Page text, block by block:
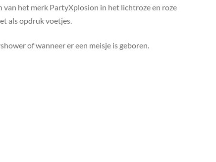
het merk PartyXplosion in het lichtroze en roze
als opdruk voetjes.
of wanneer er een meisje is geboren.